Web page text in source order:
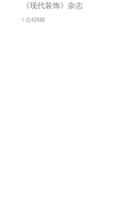
《现代装饰》杂志
/ 总426期